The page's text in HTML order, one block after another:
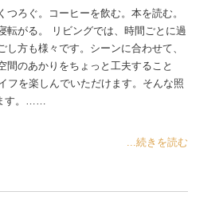
くつろぐ。コーヒーを飲む。本を読む。
転がる。 リビングでは、時間ごとに過
し方も様々です。シーンに合わせて、
間のあかりをちょっと工夫すること
フを楽しんでいただけます。そんな照
す。……
...続きを読む